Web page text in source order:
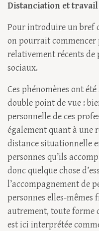
Distanciation et
Pour introduire un bref
on pourrait commencer
relativement récents
sociaux.
Ces phénomènes ont
double point de vue :
personnelle de ces
également quant à une
distance situationnelle
personnes qu’ils
donc quelque chose
l’accompagnement de
personnes elles-mêmes
autrement, toute forme
est ici interprétée